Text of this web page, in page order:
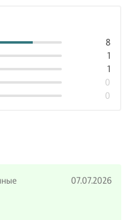
0
0
1
1
8
07.07.2026